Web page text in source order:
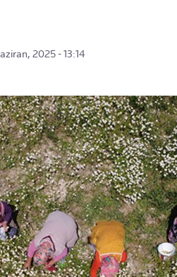
2025 - 13:14